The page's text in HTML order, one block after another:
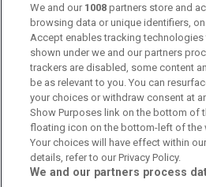
Om oss
Kontakta oss
Kundtjänst
Sponsor: Rekatochklart
Annonsera på Fotbolldirekt
Redaktionell policy
We and our 1008 partners store and
browsing data or unique identifiers,
Accept enables tracking
shown under we and our partners
trackers are disabled, some content
be as relevant to you. You can
your choices or withdraw consent at
Show Purposes link on the bottom of
floating icon on the bottom-left of the
Your choices will have effect within
details, refer to our Privacy Policy.
We and our partners process